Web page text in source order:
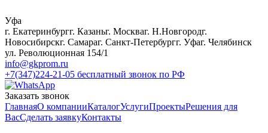
Уфа
г. Екатеринбургг. Казаньг. Москваг. Н.Новгородг.
Новосибирскг. Самараг. Санкт-Петербургг. Уфаг. Челябинск
ул. Революционная 154/1
info@gkprom.ru
+7(347)224-21-05 бесплатный звонок по РФ
Заказать звонок
ГлавнаяО компанииКаталогУслугиПроектыРешения для
ВасСделать заявкуКонтакты